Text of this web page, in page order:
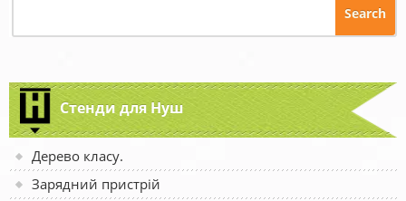
Стенди для Нуш
Дерево класу.
Зарядний пристрій